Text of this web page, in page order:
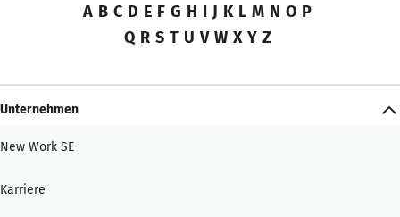
A B C D E F G H I J K L M N O P
Q R S T U V W X Y Z
Unternehmen
New Work SE
Karriere